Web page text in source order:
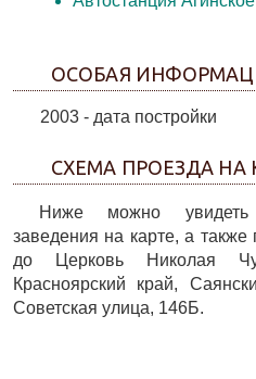
ОСОБАЯ
2003 - дата постройки
СХЕМА ПРОЕЗДА НА
Ниже можно увидеть
заведения на карте, а также
до Церковь Николая
Красноярский край,
Советская улица, 146Б.